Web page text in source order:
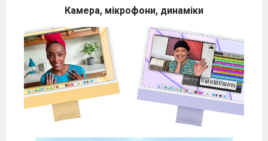
Камера, мікрофони, динаміки